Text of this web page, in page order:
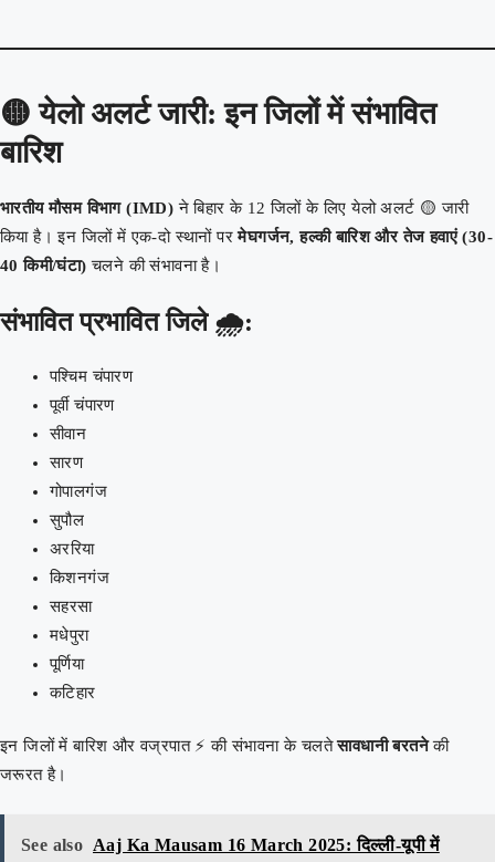
🟡येलो अलर्ट जारी: इन जिलों में संभावित
बारिश
भारतीय मौसम विभाग (IMD) ने बिहार के 12 जिलों के लिए येलो अलर्ट 🟡 जारी
किया है। इन जिलों में एक-दो स्थानों परमेघगर्जन, हल्की बारिश और तेज हवाएं (30-
40 किमी/घंटा) चलने की संभावना है।
संभावित प्रभावित जिले 🌧️:
पश्चिम चंपारण
पूर्वी चंपारण
सीवान
सारण
गोपालगंज
सुपौल
अररिया
किशनगंज
सहरसा
मधेपुरा
पूर्णिया
कटिहार
इन जिलों में बारिश और वज्रपात ⚡ की संभावना के चलतेसावधानी बरतनेकी
जरूरत है।
See also Aaj Ka Mausam 16 March 2025: दिल्ली-यूपी में